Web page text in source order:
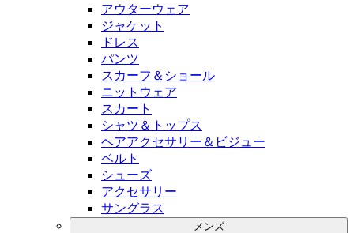
アウターウェア
ジャケット
ドレス
パンツ
スカーフ＆ショール
ニットウェア
スカート
シャツ＆トップス
ヘアアクセサリー＆ビジュー
ベルト
シューズ
アクセサリー
サングラス
メンズ